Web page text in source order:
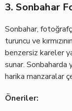
3. Sonbahar
Sonbahar,
turuncu ve
benzersiz kareler
sunar.
harika manzaralar
Öneriler: